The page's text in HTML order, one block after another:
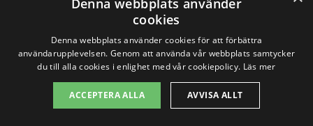
förpliktelser
Sök efter en
Denna webbplats använder
cookies
Denna webbplats använder cookies för att förbättra
användarupplevelsen. Genom att använda vår webbplats samtycker
du till alla cookies i enlighet med vår cookiepolicy. Läs mer
ACCEPTERA ALLA AVVISA ALLT